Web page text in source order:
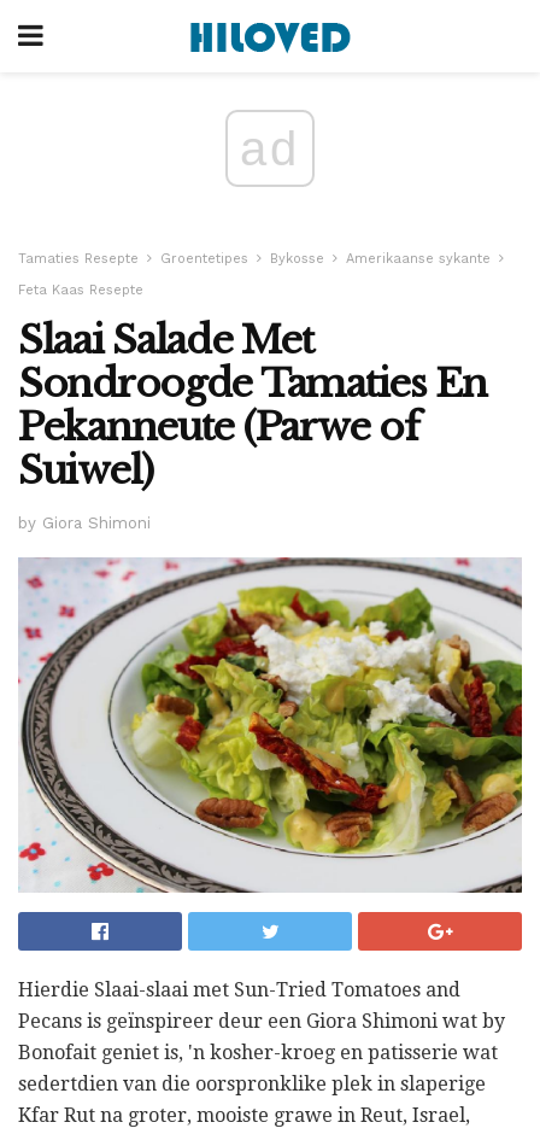
ad
Tamaties Resepte Groentetipes Bykosse
Amerikaanse sykante
Feta Kaas Resepte
Slaai Salade Met
Sondroogde Tamaties En
Pekanneute (Parwe of
Suiwel)
by Giora Shimoni
Hierdie Slaai-slaai met Sun-Tried Tomatoes and
Pecans is geïnspireer deur een Giora Shimoni wat by
Bonofait geniet is, 'n kosher-kroeg en patisserie wat
sedertdien van die oorspronklike plek in slaperige
Kfar Rut na groter, mooiste grawe in Reut, Israel,